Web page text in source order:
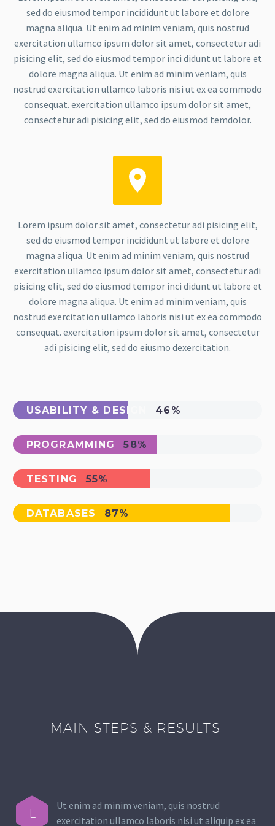
sed do eiusmod tempor incididunt ut labore et dolore
magna aliqua. Ut enim ad minim veniam, quis nostrud
exercitation ullamco ipsum dolor sit amet, consectetur adi
pisicing elit, sed do eiusmod tempor inci didunt ut labore et
dolore magna aliqua. Ut enim ad minim veniam, quis
nostrud exercitation ullamco laboris nisi ut ex ea commodo
consequat. exercitation ullamco ipsum dolor sit amet,
consectetur adi pisicing elit, sed do eiusmod temdolor.


Lorem ipsum dolor sit amet, consectetur adi pisicing elit,
sed do eiusmod tempor incididunt ut labore et dolore
magna aliqua. Ut enim ad minim veniam, quis nostrud
exercitation ullamco ipsum dolor sit amet, consectetur adi
pisicing elit, sed do eiusmod tempor inci didunt ut labore et
dolore magna aliqua. Ut enim ad minim veniam, quis
nostrud exercitation ullamco laboris nisi ut ex ea commodo
consequat. exercitation ipsum dolor sit amet, consectetur
adi pisicing elit, sed do eiusmo dexercitation.
USABILITY & DESIGN 46%
PROGRAMMING 58%
TESTING 55%
DATABASES 87%
MAIN STEPS & RESULTS
L
Ut enim ad minim veniam, quis nostrud
exercitation ullamco laboris nisi ut aliquip ex ea